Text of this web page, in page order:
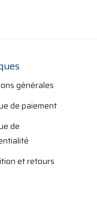
générales
de paiement
de
et retours